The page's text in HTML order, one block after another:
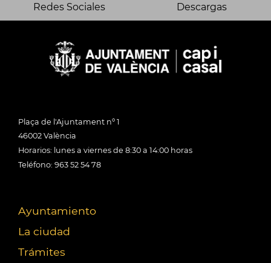
Redes Sociales Descargas
Plaça de l'Ajuntament nº 1
46002 València
Horarios: lunes a viernes de 8:30 a 14:00 horas
Teléfono: 963 52 54 78
Ayuntamiento
La ciudad
Trámites